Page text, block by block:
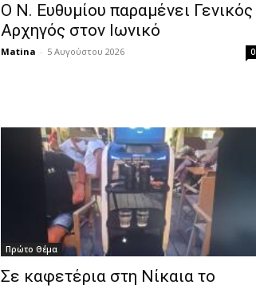
Ο Ν. Ευθυμίου παραμένει Γενικός
Αρχηγός στον Ιωνικό
Matina - 5 Αυγούστου 2026 0
Πρώτο Θέμα
Σε καφετέρια στη Νίκαια το